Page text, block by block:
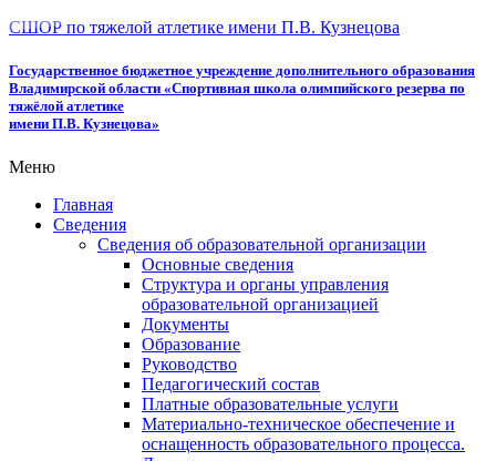
СШОР по тяжелой атлетике имени П.В. Кузнецова
Государственное бюджетное учреждение дополнительного образования
Владимирской области «Спортивная школа олимпийского резерва по
тяжёлой атлетике
имени П.В. Кузнецова»
Меню
Главная
Сведения
Сведения об образовательной организации
Основные сведения
Структура и органы управления
образовательной организацией
Документы
Образование
Руководство
Педагогический состав
Платные образовательные услуги
Материально-техническое обеспечение и
оснащенность образовательного процесса.